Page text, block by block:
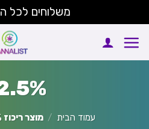
משלוחים לכל
to
עמוד הבית / מוצר ריכוז THC: